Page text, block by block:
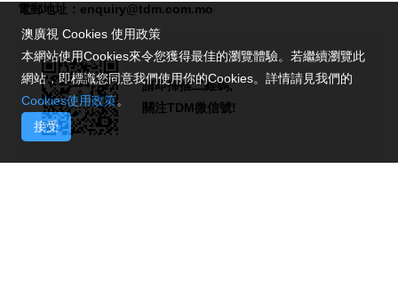
電郵地址： enquiry@tdm.com.mo
請即掃描二維碼,
關注TDM微信號!
澳廣視 Cookies 使用政策
本網站使用Cookies來令您獲得最佳的瀏覽體驗。若繼續瀏覽此
網站，即標識您同意我們使用你的Cookies。詳情請見我們的
Cookies使用政策。
接受